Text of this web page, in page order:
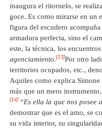
inaugura el ritornelo, se
goce. Es como mirarse en un
figura del escudero
armadura perfecta, sino el
este, la técnica, los
agenciamiento.[13]Por otro
territorios ocupados, etc.,
Aquiles como explica Simone
más que un mero
[14] “Es ella la que nos posee
demostrar que es el amo, se
su vida interior, su